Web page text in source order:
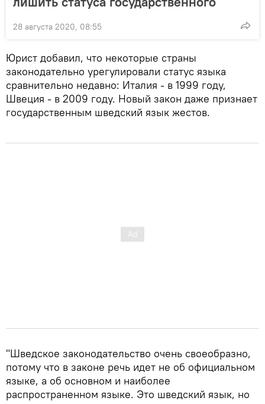
28 августа 2020, 08:55
Юрист добавил, что некоторые страны
законодательно урегулировали статус языка
сравнительно недавно: Италия - в 1999 году,
Швеция - в 2009 году. Новый закон даже признает
государственным шведский язык жестов.
"Шведское законодательство очень своеобразно,
потому что в законе речь идет не об официальном
языке, а об основном и наиболее
распространенном языке. Это шведский язык, но